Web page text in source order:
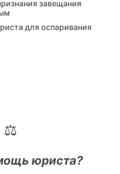
завещания
для оспаривания
⚖️
юриста?